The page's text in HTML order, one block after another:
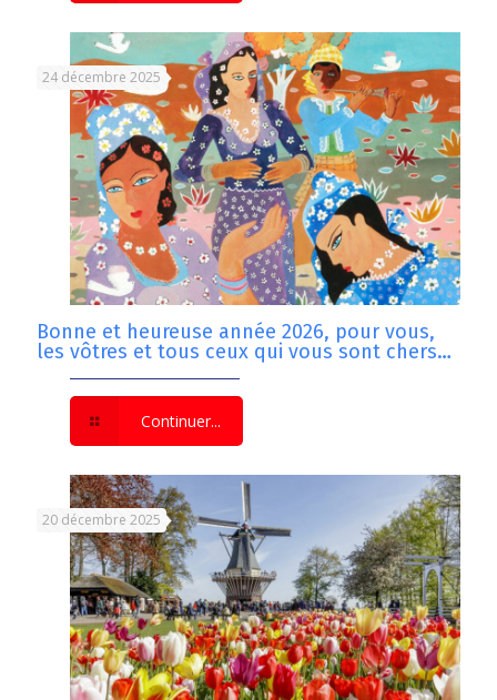
24 décembre 2025
Bonne et heureuse année 2026, pour vous,
les vôtres et tous ceux qui vous sont chers…
Continuer...
20 décembre 2025